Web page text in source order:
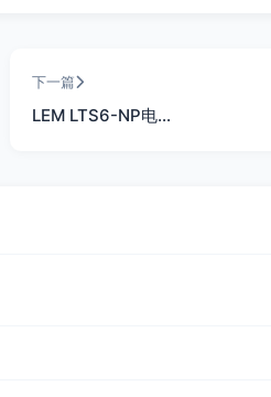
下一篇
LEM LTS6-NP电…